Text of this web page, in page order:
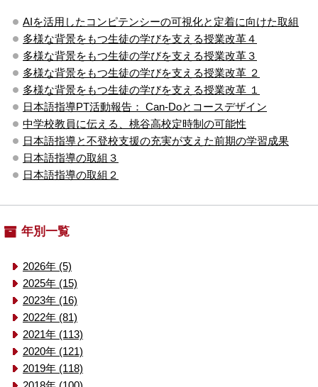
AIを活用したコンピテンシーの可視化と定着に向けた取組
多様な背景をもつ生徒の学びを支える授業改革４
多様な背景をもつ生徒の学びを支える授業改革３
多様な背景をもつ生徒の学びを支える授業改革 ２
多様な背景をもつ生徒の学びを支える授業改革 １
日本語指導PT活動報告： Can-Doとコースデザイン
中学校教員に伝える、桃谷高校定時制の可能性
日本語指導と不登校支援の充実が支えた前期の学習成果
日本語指導の取組３
日本語指導の取組２
年別一覧
2026年 (5)
2025年 (15)
2023年 (16)
2022年 (81)
2021年 (113)
2020年 (121)
2019年 (118)